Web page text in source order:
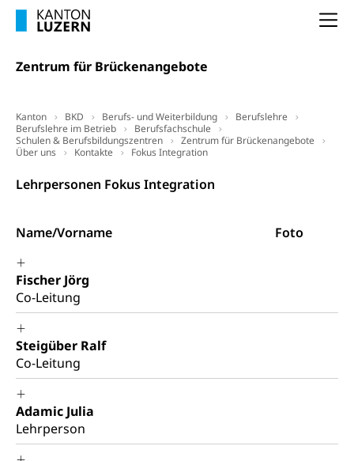
Zentrum für Brückenangebote
Kanton BKD Berufs- und Weiterbildung
Berufslehre
Berufslehre im Betrieb
Berufsfachschule
Schulen & Berufsbildungszentren
Zentrum für Brückenangebote
Über uns
Kontakte Fokus Integration
Lehrpersonen Fokus Integration
Name/Vorname Foto
Fischer Jörg
Co-Leitung
Steigüber Ralf
Co-Leitung
Adamic Julia
Lehrperson
Hobbytierhaltung und Bienen
Wildtiere
Haltung Heimtiere
Hunde
Bestattung, Beerdigung, Testament, Erbrecht,
Sicherheit
Armee
Militär, Militärdienst, Militärdienstpflicht,
Wehrpflichtersatz, Wehrpflichtersatzabgabe
Katastrophenschutz, Katastrophenhilfe, Polizei,
Feuerwehr, Gesundheitswesen, technische Betriebe,
Polizei
Ordnungskräfte, Sicherheit, öffentliche Ordnung
Versorgung
Vorratshaltung, Vorrat